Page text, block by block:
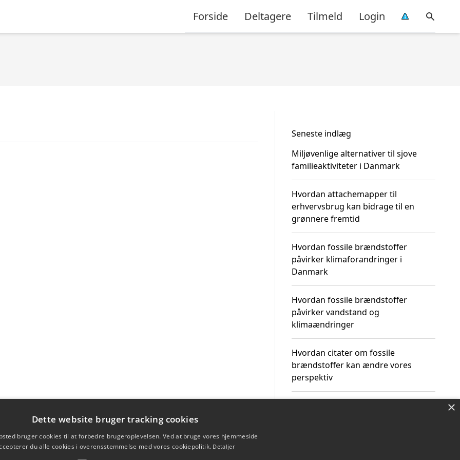
Forside Deltagere Tilmeld Login
Seneste indlæg
Miljøvenlige alternativer til sjove
familieaktiviteter i Danmark
Hvordan attachemapper til
erhvervsbrug kan bidrage til en
grønnere fremtid
Hvordan fossile brændstoffer
påvirker klimaforandringer i
Danmark
Hvordan fossile brændstoffer
påvirker vandstand og
klimaændringer
Hvordan citater om fossile
brændstoffer kan ændre vores
perspektiv
×
Dette website bruger tracking cookies
bruger cookies til at forbedre brugeroplevelsen. Ved at bruge vores hjemmeside
du alle cookies i overensstemmelse med vores cookiepolitik. Detaljer